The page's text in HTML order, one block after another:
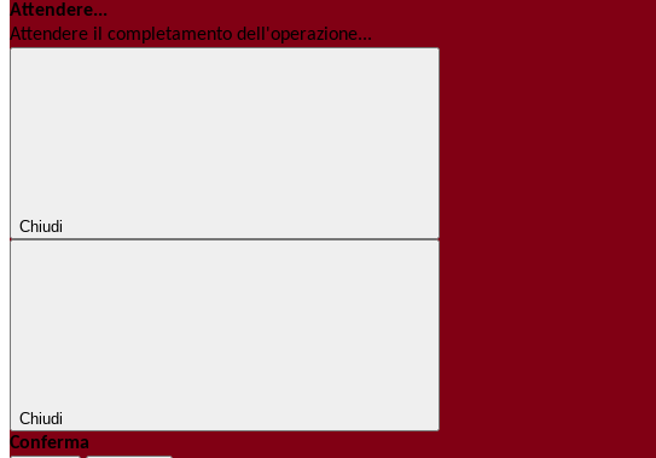
Attendere...
Attendere il completamento dell'operazione...
Chiudi
Chiudi
Conferma